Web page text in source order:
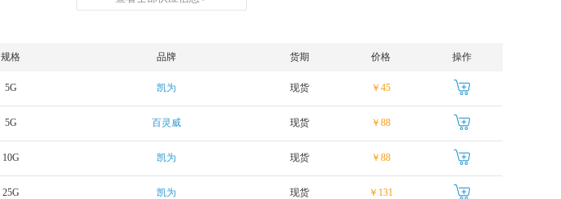
规格 品牌 货期 价格 操作
5G 凯为 现货 ￥45
5G 百灵威 现货 ￥88
10G 凯为 现货 ￥88
25G 凯为 现货 ￥131